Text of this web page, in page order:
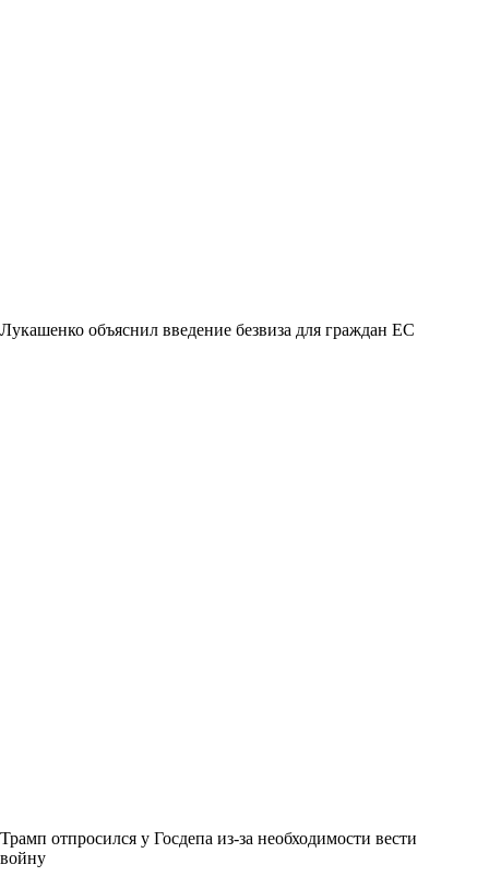
Лукашенко объяснил введение безвиза для граждан ЕС
Трамп отпросился у Госдепа из-за необходимости вести
войну